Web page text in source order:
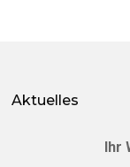
Aktuelles
Ihr